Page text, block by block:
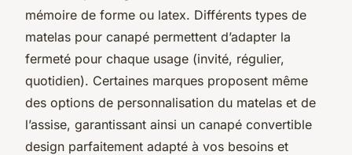
mémoire de forme ou latex. Différents types de
matelas pour canapé permettent d’adapter la
fermeté pour chaque usage (invité, régulier,
quotidien). Certaines marques proposent même
des options de personnalisation du matelas et de
l’assise, garantissant ainsi un canapé convertible
design parfaitement adapté à vos besoins et